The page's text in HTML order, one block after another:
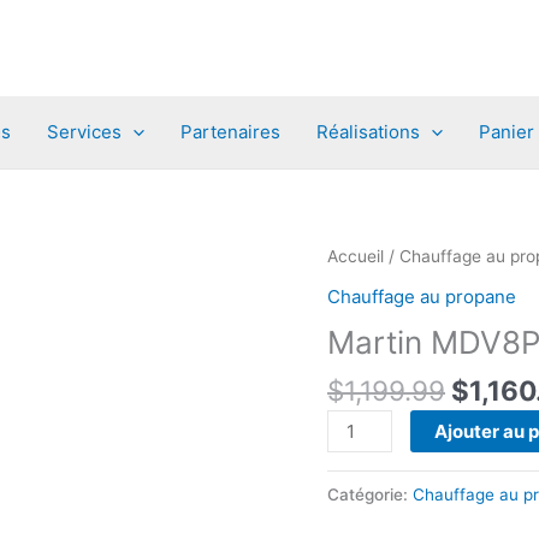
Services Partenaires Réalisations Panier
Accueil / Chauffage au
Chauffage au propane
Martin MDV8P
$1,199.99 Le
prix
initial
était :
$
quantité
de
MDV8P
Ajouter au
Catégorie: Chauffage au